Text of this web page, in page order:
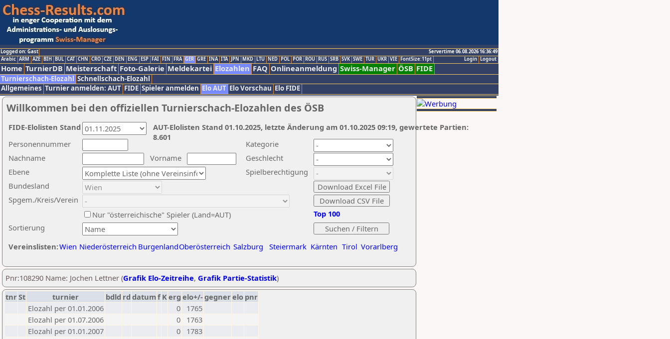
Logged on: Gast
Servertime 06.08.2026 16:36:49
Logout
Login
Arabic ARM AZE BIH BUL CAT CHN CRO CZE DEN ENG ESP FAI FIN FRA GER GRE INA ITA JPN MKD LTU NED POL POR ROU RUS SRB SVK SWE TUR UKR VIE FontSize:11pt
Home TurnierDB Meisterschaft Foto-Galerie Meldekartei Elozahlen FAQ Onlineanmeldung Swiss-Manager ÖSB FIDE
Turnierschach-Elozahl Schnellschach-Elozahl
Allgemeines Turnier anmelden: AUT FIDE Spieler anmelden Elo AUT Elo Vorschau Elo FIDE
Willkommen bei den offiziellen Turnierschach-Elozahlen des ÖSB
Nachname
Vorname
Ebene
Kategorie
Sortierung
Personennummer
Bundesland
Spgem./Kreis/Verein
Geschlecht
Nur "österreichische" Spieler (Land=AUT)
Spielberechtigung
Vereinslisten:Wien Niederösterreich BurgenlandOberösterreich Salzburg Steiermark Kärnten Tirol Vorarlberg
Top 100
AUT-Elolisten Stand 01.10.2025, letzte Änderung am 01.10.2025 09:19, gewertete Partien:
8.601
FIDE-Elolisten Stand
Pnr:108290 Name: Jochen Lettner (Grafik Elo-Zeitreihe, Grafik Partie-Statistik)
tnrSt turnier bdld rd datumf Kerg elo+/-gegnerelo pnr
Elozahl per 01.01.2006
0
1765
Elozahl per 01.07.2006
0
1763
Elozahl per 01.01.2007
0
1783